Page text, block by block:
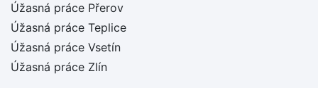
Úžasná práce Přerov
Úžasná práce Teplice
Úžasná práce Vsetín
Úžasná práce Zlín